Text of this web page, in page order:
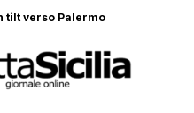
tilt verso Palermo